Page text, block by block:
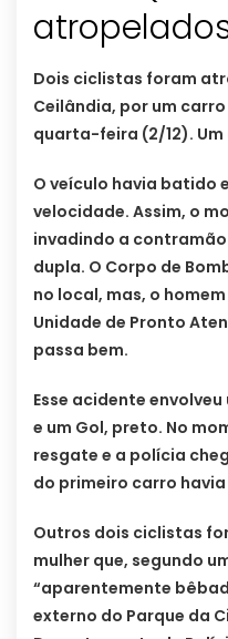
Dois ciclistas foram
Ceilândia, por um
quarta-feira (2/12). Um
O veículo havia batido
velocidade. Assim, o
invadindo a
dupla. O Corpo de
no local, mas, o
Unidade de Pronto
passa bem.
Esse acidente
e um Gol, preto. No
resgate e a polícia
do primeiro carro
Outros dois ciclistas
mulher que, segundo
“aparentemente
externo do Parque da